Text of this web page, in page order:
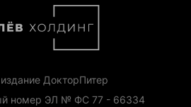
ДокторПитер
номер ЭЛ № ФС 77 - 66334